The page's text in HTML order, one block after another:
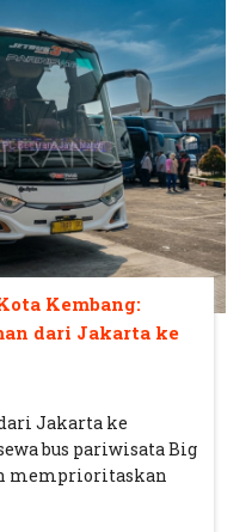
Kembang:
dari Jakarta ke
Jakarta ke
bus pariwisata Big
memprioritaskan